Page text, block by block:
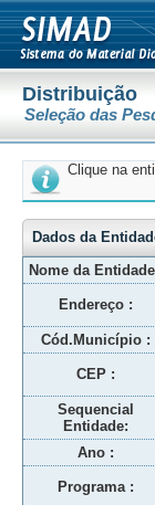
Distribuição
Seleção das
Clique na
Dados da
Nome da
Endereço :
Cód.Município :
CEP :
Sequencial
Entidade:
Ano :
Programa :